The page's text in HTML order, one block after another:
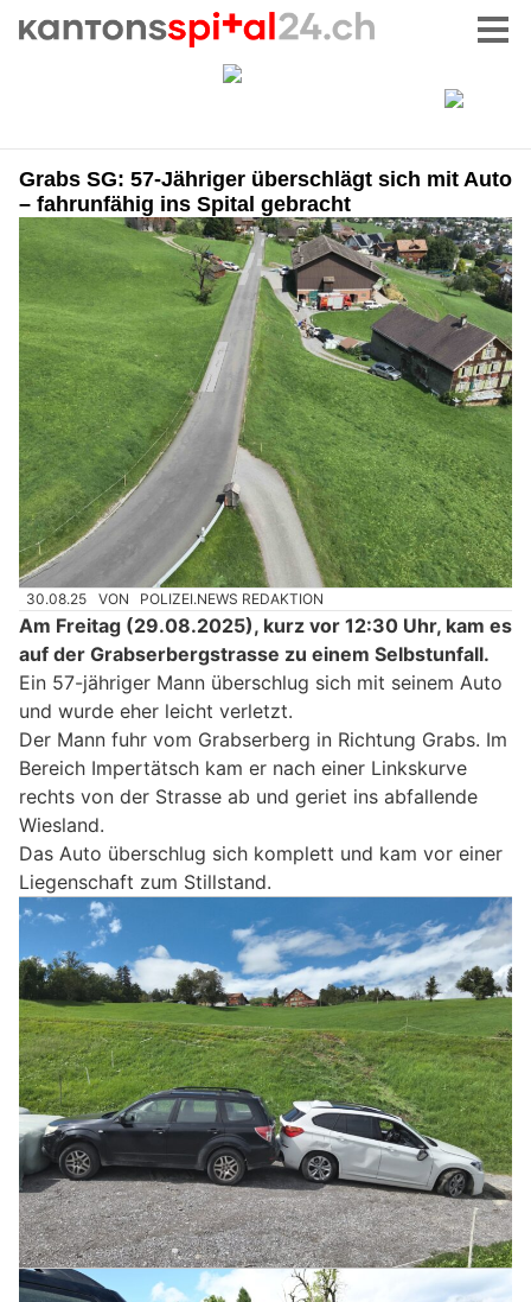
Grabs SG: 57-Jähriger überschlägt sich mit Auto
– fahrunfähig ins Spital gebracht
30.08.25 VON POLIZEI.NEWS REDAKTION
Am Freitag (29.08.2025), kurz vor 12:30 Uhr, kam es
auf der Grabserbergstrasse zu einem Selbstunfall.
Ein 57-jähriger Mann überschlug sich mit seinem Auto
und wurde eher leicht verletzt.
Der Mann fuhr vom Grabserberg in Richtung Grabs. Im
Bereich Impertätsch kam er nach einer Linkskurve
rechts von der Strasse ab und geriet ins abfallende
Wiesland.
Das Auto überschlug sich komplett und kam vor einer
Liegenschaft zum Stillstand.